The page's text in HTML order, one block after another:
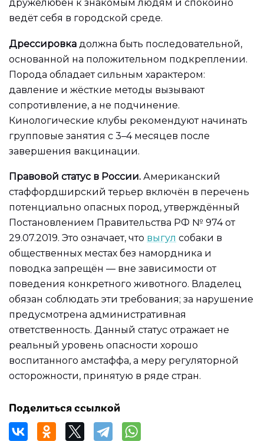
дружелюбен к знакомым людям и спокойно
ведёт себя в городской среде.
Дрессировка должна быть последовательной,
основанной на положительном подкреплении.
Порода обладает сильным характером:
давление и жёсткие методы вызывают
сопротивление, а не подчинение.
Кинологические клубы рекомендуют начинать
групповые занятия с 3–4 месяцев после
завершения вакцинации.
Правовой статус в России. Американский
стаффордширский терьер включён в перечень
потенциально опасных пород, утверждённый
Постановлением Правительства РФ № 974 от
29.07.2019. Это означает, что выгул собаки в
общественных местах без намордника и
поводка запрещён — вне зависимости от
поведения конкретного животного. Владелец
обязан соблюдать эти требования; за нарушение
предусмотрена административная
ответственность. Данный статус отражает не
реальный уровень опасности хорошо
воспитанного амстаффа, а меру регуляторной
осторожности, принятую в ряде стран.
Поделиться ссылкой